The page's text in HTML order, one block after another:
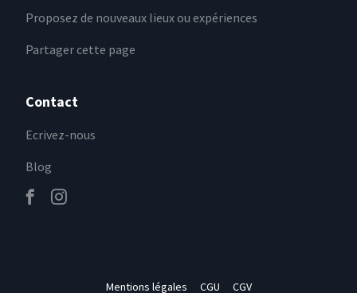
Proposez de nouveaux lieux ou expériences
Partager cette page
Contact
Ecrivez-nous
Blog
Mentions légales CGU CGV